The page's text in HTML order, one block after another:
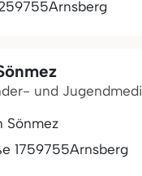
59755Arnsberg
und
Sönmez
1759755Arnsberg